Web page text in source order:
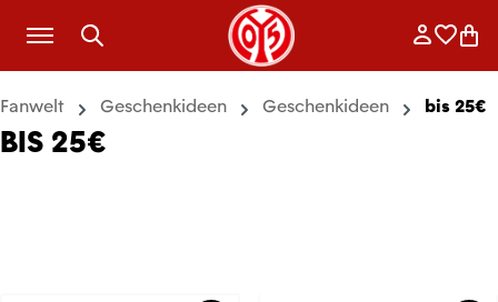
Zum Hauptinhalt springen
Fanwelt Geschenkideen Geschenkideen bis 25€
BIS 25€